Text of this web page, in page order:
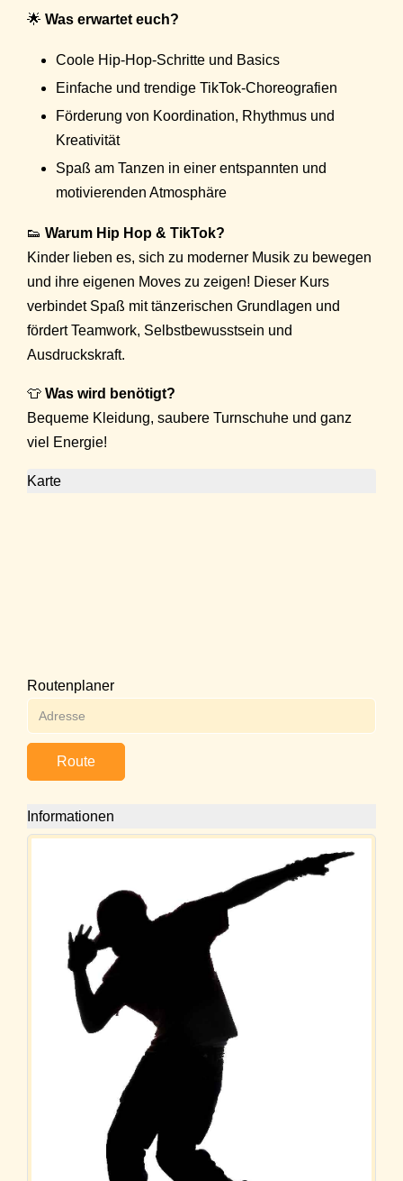
🌟 Was erwartet euch?
Coole Hip-Hop-Schritte und Basics
Einfache und trendige TikTok-Choreografien
Förderung von Koordination, Rhythmus und
Kreativität
Spaß am Tanzen in einer entspannten und
motivierenden Atmosphäre
👟 Warum Hip Hop & TikTok?
Kinder lieben es, sich zu moderner Musik zu bewegen
und ihre eigenen Moves zu zeigen! Dieser Kurs
verbindet Spaß mit tänzerischen Grundlagen und
fördert Teamwork, Selbstbewusstsein und
Ausdruckskraft.
👕 Was wird benötigt?
Bequeme Kleidung, saubere Turnschuhe und ganz
viel Energie!
Karte
Routenplaner
Route
Informationen